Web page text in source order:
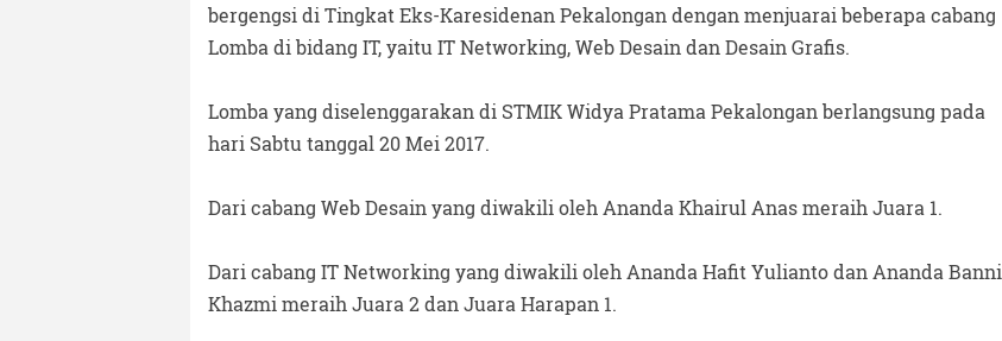
bergengsi di Tingkat Eks-Karesidenan Pekalongan dengan menjuarai beberapa cabang
Lomba di bidang IT, yaitu IT Networking, Web Desain dan Desain Grafis.
Lomba yang diselenggarakan di STMIK Widya Pratama Pekalongan berlangsung pada
hari Sabtu tanggal 20 Mei 2017.
Dari cabang Web Desain yang diwakili oleh Ananda Khairul Anas meraih Juara 1.
Dari cabang IT Networking yang diwakili oleh Ananda Hafit Yulianto dan Ananda Banni
Khazmi meraih Juara 2 dan Juara Harapan 1.